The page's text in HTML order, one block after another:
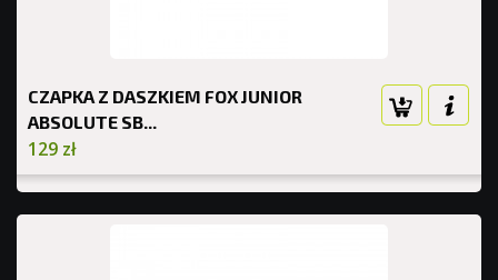
CZAPKA Z DASZKIEM FOX JUNIOR
ABSOLUTE SB...
129 zł